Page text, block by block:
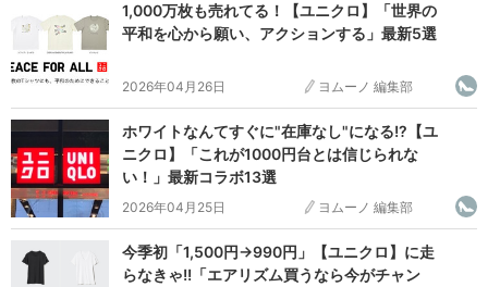
1,000万枚も売れてる！【ユニクロ】「世界の
平和を心から願い、アクションする」最新5選
2026年04月26日 ヨムーノ 編集部
ホワイトなんてすぐに"在庫なし"になる!?【ユ
ニクロ】「これが1000円台とは信じられな
い！」最新コラボ13選
2026年04月25日 ヨムーノ 編集部
今季初「1,500円→990円」【ユニクロ】に走
らなきゃ!!「エアリズム買うなら今がチャン